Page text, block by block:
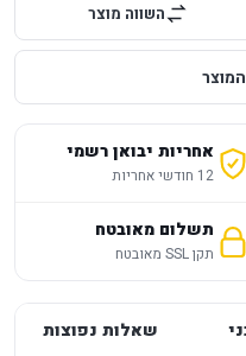
השווה מוצר
אחריות יבואן רשמי
12 חודשי אחריות
תשלום מאובטח
תקן SSL מאובטח
שאלות נפוצות